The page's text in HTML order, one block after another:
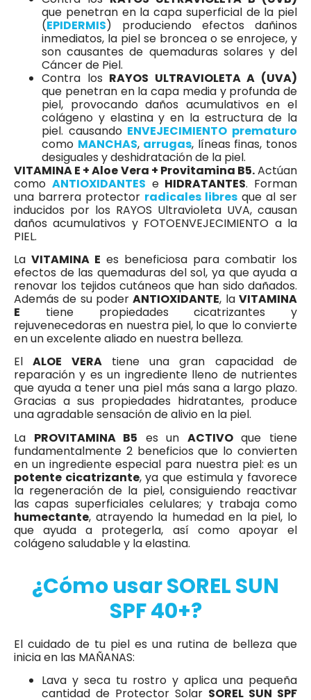
que penetran en la capa superficial de la piel
(EPIDERMIS) produciendo efectos dañinos
inmediatos, la piel se broncea o se enrojece, y
son causantes de quemaduras solares y del
Cáncer de Piel.
Contra los RAYOS ULTRAVIOLETA A (UVA)
que penetran en la capa media y profunda de
piel, provocando daños acumulativos en el
colágeno y elastina y en la estructura de la
piel. causando ENVEJECIMIENTO prematuro
como MANCHAS, arrugas, líneas finas, tonos
desiguales y deshidratación de la piel.
VITAMINA E + Aloe Vera + Provitamina B5.Actúan
comoANTIOXIDANTES eHIDRATANTES. Forman
una barrera protector radicales libres que al ser
inducidos por los RAYOS Ultravioleta UVA, causan
daños acumulativos y FOTOENVEJECIMIENTO a la
PIEL.
La VITAMINA E es beneficiosa para combatir los
efectos de las quemaduras del sol, ya que ayuda a
renovar los tejidos cutáneos que han sido dañados.
Además de su poderANTIOXIDANTE, laVITAMINA
E tiene propiedades cicatrizantes y
rejuvenecedoras en nuestra piel, lo que lo convierte
en un excelente aliado en nuestra belleza.
ElALOE VERAtiene una gran capacidad de
reparación y es un ingrediente lleno de nutrientes
que ayuda a tener una piel más sana a largo plazo.
Gracias a sus propiedades hidratantes, produce
una agradable sensación de alivio en la piel.
La PROVITAMINA B5 es un ACTIVOque tiene
fundamentalmente 2 beneficios que lo convierten
en un ingrediente especial para nuestra piel: es un
potente cicatrizante, ya que estimula y favorece
la regeneración de la piel, consiguiendo reactivar
las capas superficiales celulares; y trabaja como
humectante, atrayendo la humedad en la piel, lo
que ayuda a protegerla, así como apoyar el
colágeno saludable y la elastina.
¿Cómo usar SOREL SUN
SPF 40+?
El cuidado de tu piel es una rutina de belleza que
inicia en las MAÑANAS:
Lava y seca tu rostro y aplica una pequeña
cantidad de Protector Solar SOREL SUN SPF